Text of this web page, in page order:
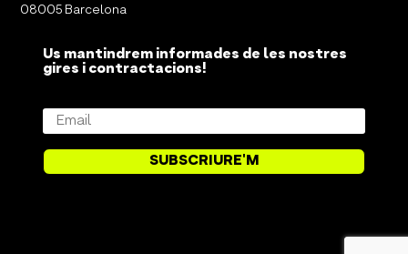
08005 Barcelona
Us mantindrem informades de les nostres
gires i contractacions!
SUBSCRIURE'M